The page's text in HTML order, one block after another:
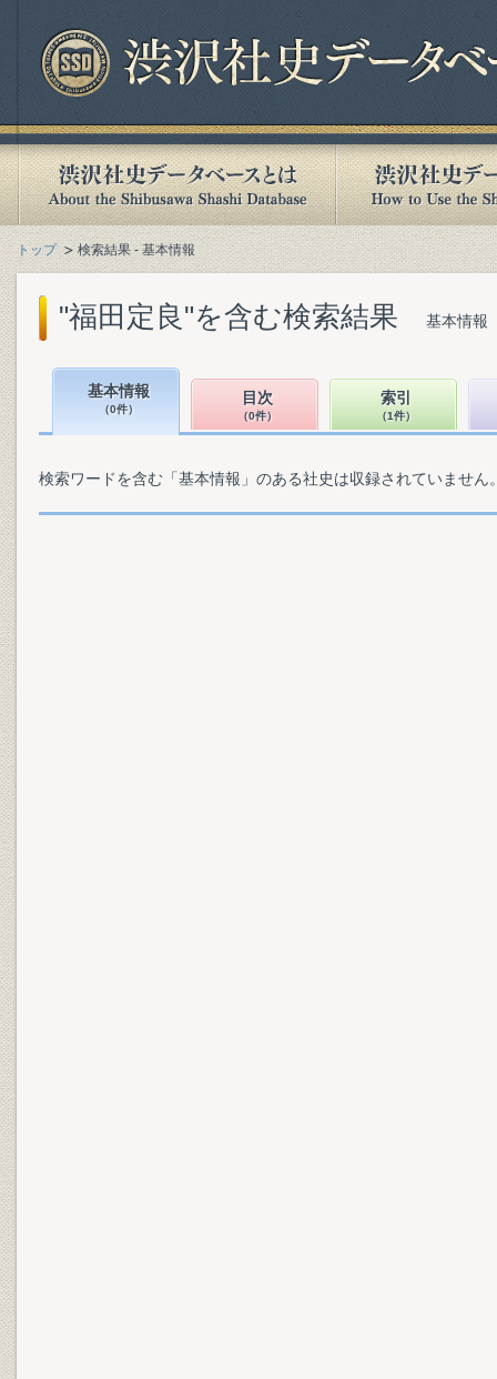
トップ 検索結果 - 基本情報
"福田定良"を含む検索結果 基本情報
基本情報
（0件）
目次
（0件）
索引
（1件）
検索ワードを含む「基本情報」のある社史は収録されていません